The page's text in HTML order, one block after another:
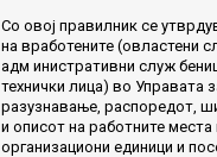
Со овој правилник се
на вработените (овластени
адм инистративни служ
технички лица) во Управата
разузнавање, распоредот,
и описот на работните места
организациони единици и